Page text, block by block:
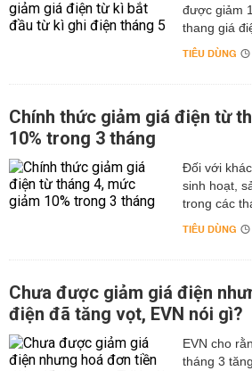
được giảm
thang giá
TIÊU DÙNG
Chính thức giảm giá điện từ
10% trong 3 tháng
Đối với
sinh hoạt,
trong các
TIÊU DÙNG
Chưa được giảm giá điện
điện đã tăng vọt, EVN nói gì?
EVN cho
tháng 3